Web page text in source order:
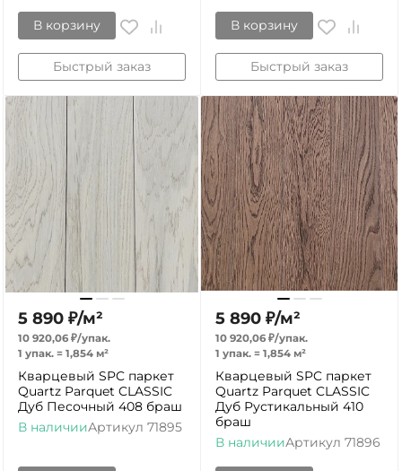
В корзину
Быстрый заказ
В корзину
Быстрый заказ
5 890 ₽/м²
10 920,06 ₽/упак.
1 упак. = 1,854 м²
Кварцевый SPC паркет
Quartz Parquet CLASSIC
Дуб Песочный 408 браш
В наличииАртикул 71895
5 890 ₽/м²
10 920,06 ₽/упак.
1 упак. = 1,854 м²
Кварцевый SPC паркет
Quartz Parquet CLASSIC
Дуб Рустикальный 410
браш
В наличииАртикул 71896